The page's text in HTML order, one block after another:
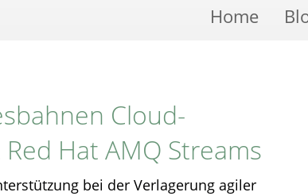
Home
Cloud-
Hat AMQ Streams
bei der Verlagerung agiler